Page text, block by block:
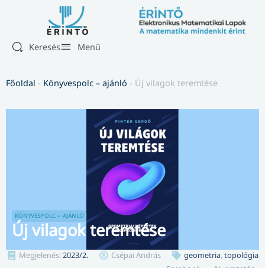
Keresés Menü
Főoldal - Könyvespolc – ajánló - Új vilagok teremtése
KÖNYVESPOLC – AJÁNLÓ
Új vilagok teremtése
Megjelenés:2023/2. Csépai András geometria, topológia